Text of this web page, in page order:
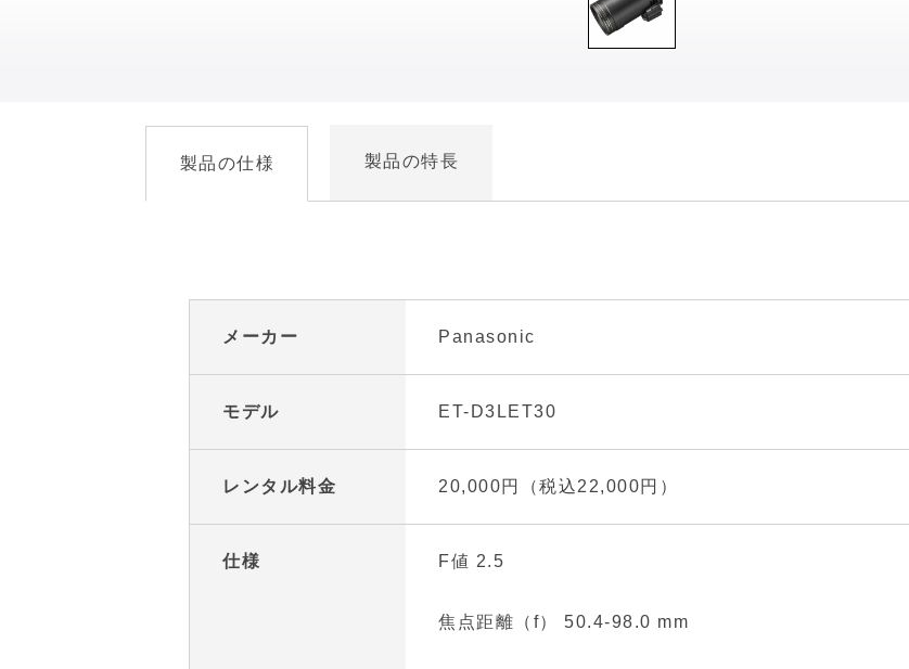
製品の仕様
メーカー Panasonic
モデル ET-D3LET30
レンタル料金 20,000円（税込22,000円）
仕様 F値 2.5
焦点距離（f） 50.4-98.0 mm
製品の特長